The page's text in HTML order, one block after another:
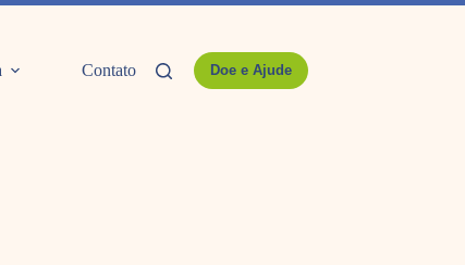
Contato Doe e Ajude